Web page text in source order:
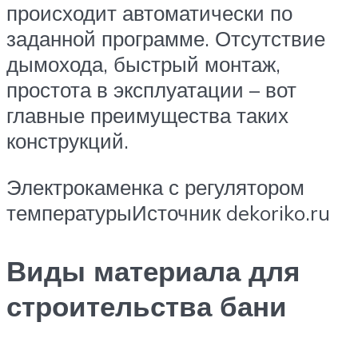
происходит автоматически по
заданной программе. Отсутствие
дымохода, быстрый монтаж,
простота в эксплуатации – вот
главные преимущества таких
конструкций.
Электрокаменка с регулятором
температурыИсточник dekoriko.ru
Виды материала для
строительства бани